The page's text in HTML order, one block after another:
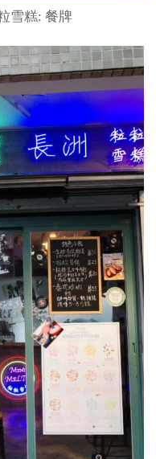
雪糕: 餐牌